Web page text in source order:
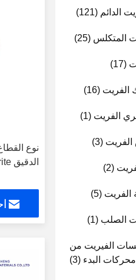
الدائم (121)
المتكلس (25)
(17)
(16)
الفريت (1)
(3)
(2)
(5)
الصلب (1)
الفيريت من
محركات البدء (3)
نوع
الدقيق Ferrite لمحركات العاكس W163